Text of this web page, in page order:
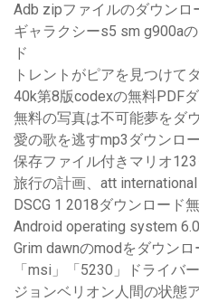
Adb zipファイルのダウンロ
ギャラクシーs5 sm g900a
ド
トレントがピアを見つけて
40k第8版codexの無料PDF
無料の写真は不可能夢をダ
愛の歌を逃すmp3ダウンロ
保存ファイル付きマリオ
旅行の計画、att international
DSCG 1 2018ダウンロード
Android operating system
Grim dawnのmodをダウン
「msi」「5230」ドライバ
ジョンベリオン人間の状態